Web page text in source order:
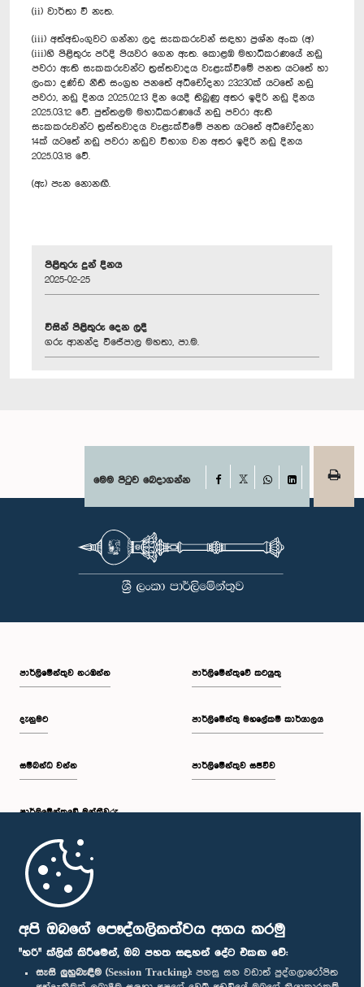
අපි ඔබගේ පෞද්ගලිකත්වය අගය කරමු
"හරි" ක්ලික් කිරීමෙන්, ඔබ පහත සඳහන් දේට එකඟ වේ:
සැසි ලුහුබැඳීම (Session Tracking): පහසු සහ වඩාත් පුද්ගලාරෝපිත
(ii) වාර්තා වී නැත.
(iii) අත්අඩංගුවට ගන්නා ලද සැකකරුවන් සඳහා ප්‍රශ්න අංක (අ)
(iii)හි පිළිතුරු පරිදි පියවර ගෙන ඇත. කොළඹ මහාධිකරණයේ නඩු
පවරා ඇති සැකකරුවන්ට ත්‍රස්තවාදය වැළැක්වීමේ පනත යටතේ හා
ලංකා දණ්ඩ නීති සංග්‍රහ පනතේ අධිචෝදනා 23230ක් යටතේ නඩු
පවරා, නඩු දිනය 2025.02.13 දින යෙදී තිබුණු අතර ඉදිරි නඩු දිනය
2025.03.12 වේ. පුත්තලම මහාධිකරණයේ නඩු පවරා ඇති
සැකකරුවන්ට ත්‍රස්තවාදය වැළැක්වීමේ පනත යටතේ අධිචෝදනා
14ක් යටතේ නඩු පවරා නඩුව විභාග වන අතර ඉදිරි නඩු දිනය
2025.03.18 වේ.
(ඇ) පැන නොනඟී.
පිළිතුරු දුන් දිනය
2025-02-25
විසින් පිළිතුරු දෙන ලදී
ගරු ආනන්ද විජේපාල මහතා, පා.ම.
මෙම පිටුව බෙදාගන්න Facebook
WhatsAppLinkedIn
පාර්ලි‌මේන්තුව නරඹන්න
දැනුමට
සම්බන්ධ වන්න
පාර්ලි‌මේන්තුවේ මන්ත්‍රීවරු
මුල් පිටුව
පාර්ලිමේන්තුවේ කටයුතු
පාර්ලිමේන්තු මහලේකම් කාර්යාලය
පාර්ලිමේන්තුව සජීවීව
පාර්ලිමේන්තු ජංගම යෙදුම